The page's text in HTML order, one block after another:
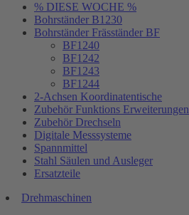
% DIESE WOCHE %
Bohrständer B1230
Bohrständer Fräsständer BF
BF1240
BF1242
BF1243
BF1244
2-Achsen Koordinatentische
Zubehör Funktions Erweiterungen
Zubehör Drechseln
Digitale Messsysteme
Spannmittel
Stahl Säulen und Ausleger
Ersatzteile
Drehmaschinen